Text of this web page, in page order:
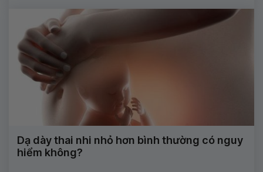
Dạ dày thai nhi nhỏ hơn bình thường có nguy
hiểm không?